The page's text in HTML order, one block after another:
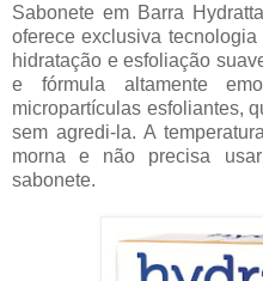
Sabonete em Barra
oferece exclusiva
hidratação e esfoliação
e fórmula altamente
micropartículas esfoliantes,
sem agredi-la. A
morna e não precisa
sabonete.